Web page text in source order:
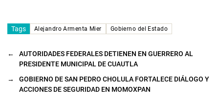
Tags Alejandro Armenta Mier Gobierno del Estado
←
AUTORIDADES FEDERALES DETIENEN EN GUERRERO AL
PRESIDENTE MUNICIPAL DE CUAUTLA
→
GOBIERNO DE SAN PEDRO CHOLULA FORTALECE DIÁLOGO Y
ACCIONES DE SEGURIDAD EN MOMOXPAN